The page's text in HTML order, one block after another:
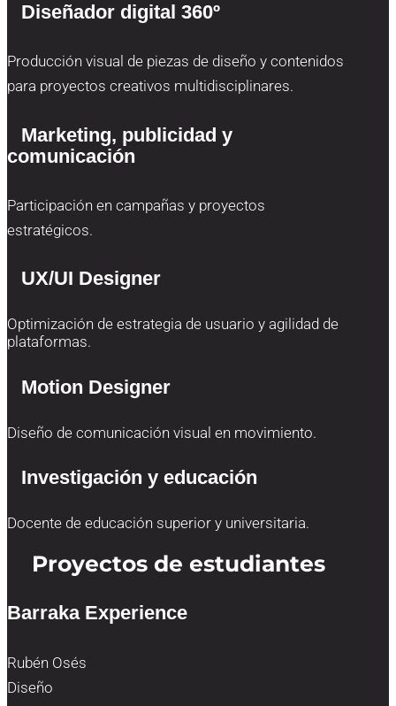
Diseñador digital 360º
Producción visual de piezas de diseño y contenidos
para proyectos creativos multidisciplinares.
Marketing, publicidad y
comunicación
Participación en campañas y proyectos
estratégicos.
UX/UI Designer
Optimización de estrategia de usuario y agilidad de
plataformas.
Motion Designer
Diseño de comunicación visual en movimiento.
Investigación y educación
Docente de educación superior y universitaria.
Proyectos de estudiantes
Barraka Experience
Rubén Osés
Diseño